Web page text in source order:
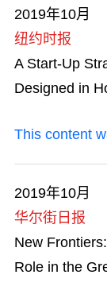
活力澎湃
交通及物
节庆与文化
金融服务
人才清单
商业机遇
2019年10月
纽约时报
A Start-Up
Designed in
This content
2019年10月
华尔街日报
New
Role in the